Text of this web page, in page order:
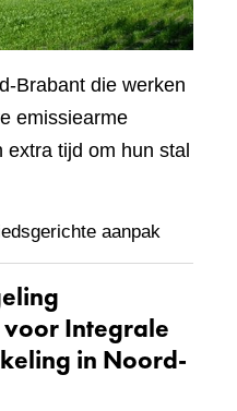
Brabant die werken
emissiearme
tijd om hun stal
aanpak
Integrale
in Noord-